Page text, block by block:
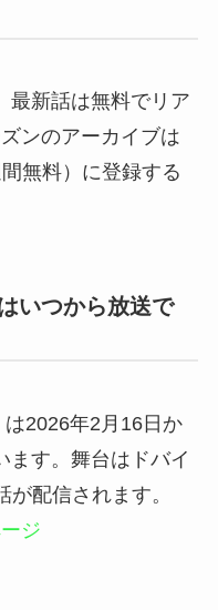
最新話は無料でリア
ンのアーカイブは
無料）に登録する
いつから放送で
2026年2月16日か
ます。舞台はドバイ
配信されます。
ジ